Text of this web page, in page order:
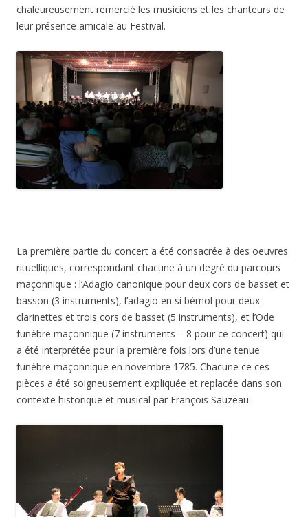
chaleureusement remercié les musiciens et les chanteurs de
leur présence amicale au Festival.
La première partie du concert a été consacrée à des oeuvres
rituelliques, correspondant chacune à un degré du parcours
maçonnique : l’Adagio canonique pour deux cors de basset et
basson (3 instruments), l’adagio en si bémol pour deux
clarinettes et trois cors de basset (5 instruments), et l’Ode
funèbre maçonnique (7 instruments – 8 pour ce concert) qui
a été interprétée pour la première fois lors d’une tenue
funèbre maçonnique en novembre 1785. Chacune ce ces
pièces a été soigneusement expliquée et replacée dans son
contexte historique et musical par François Sauzeau.